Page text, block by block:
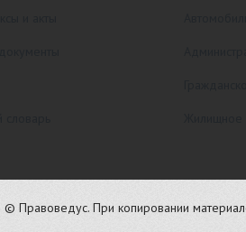
Правоведус. При копировании